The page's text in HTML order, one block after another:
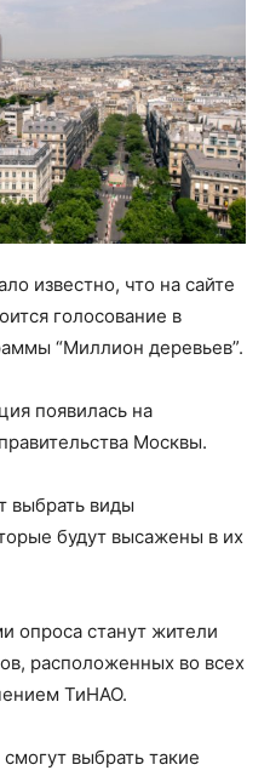
известно, что на сайте
голосование в
“Миллион деревьев”.
появилась на
Москвы.
выбрать виды
будут высажены в их
опроса станут жители
расположенных во всех
ТиНАО.
выбрать такие